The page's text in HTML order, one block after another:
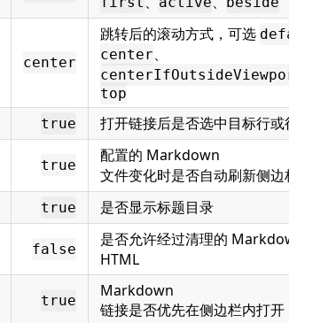
center
跳转后的滚动方式，可选 default
center、
centerIfOutsideViewport
top
true 打开链接后是否选中目标行或行范围
true
配置的 Markdown
文件变化时是否自动刷新侧边栏
true 是否显示标题目录
false
是否允许经过清理的 Markdown 内嵌
HTML
true
Markdown
链接是否优先在侧边栏内打开